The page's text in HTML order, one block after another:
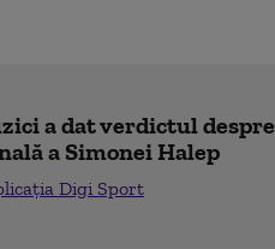
a dat verdictul despre
a Simonei Halep
Digi Sport